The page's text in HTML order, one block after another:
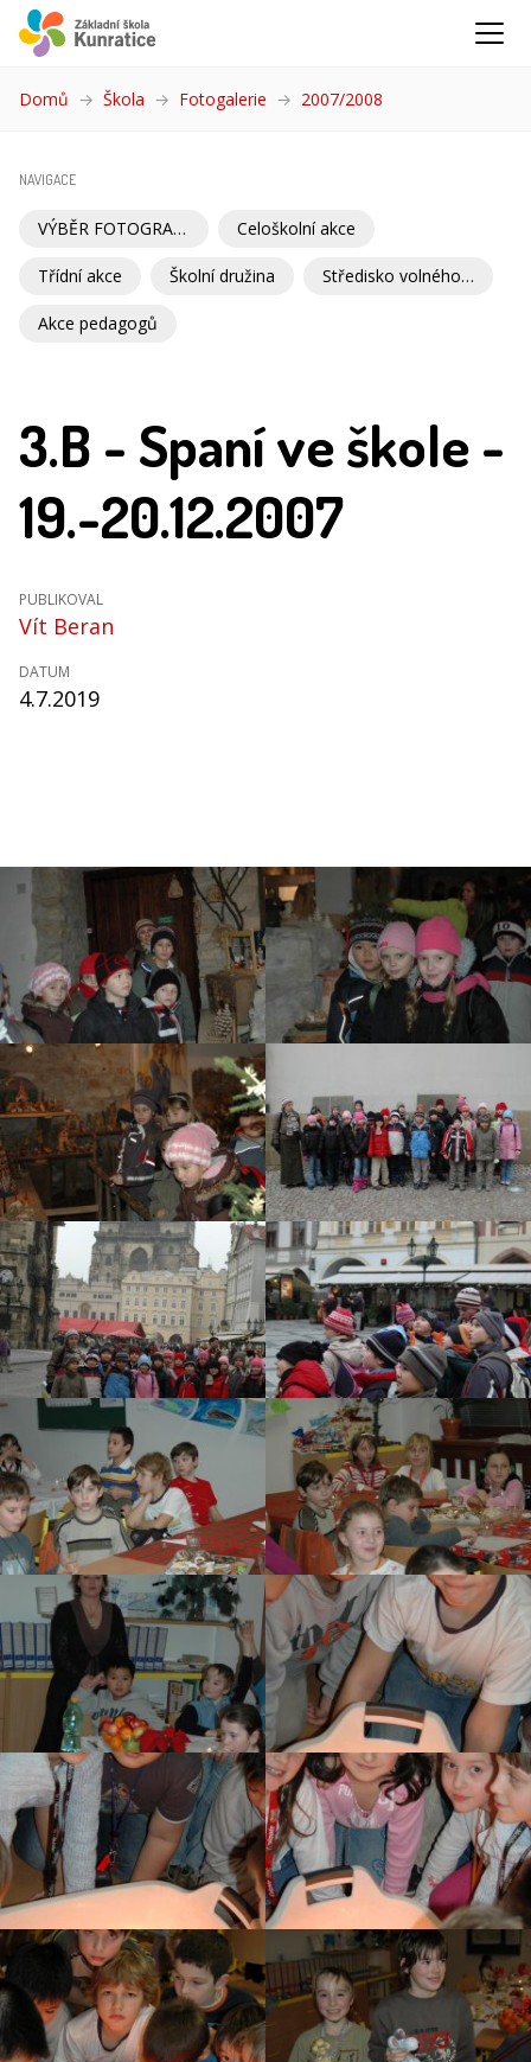
Domů Škola Fotogalerie 2007/2008
NAVIGACE
VÝBĚR FOTOGRAFIÍ Celoškolní akce
Třídní akce Školní družina Středisko volného času
Akce pedagogů
3.B - Spaní ve škole -
19.-20.12.2007
PUBLIKOVAL
Vít Beran
DATUM
4.7.2019